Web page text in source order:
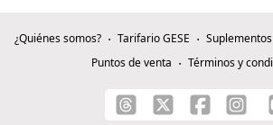
¿Quiénes somos? Tarifario GESE Suplementos
Puntos de venta
Términos y